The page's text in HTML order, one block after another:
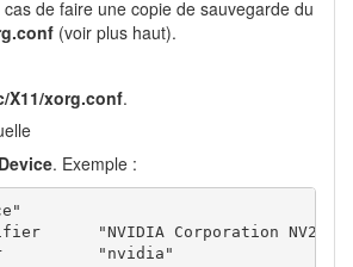
de faire une copie de sauvegarde du
(voir plus haut).
X11/xorg.conf.
Device. Exemple :